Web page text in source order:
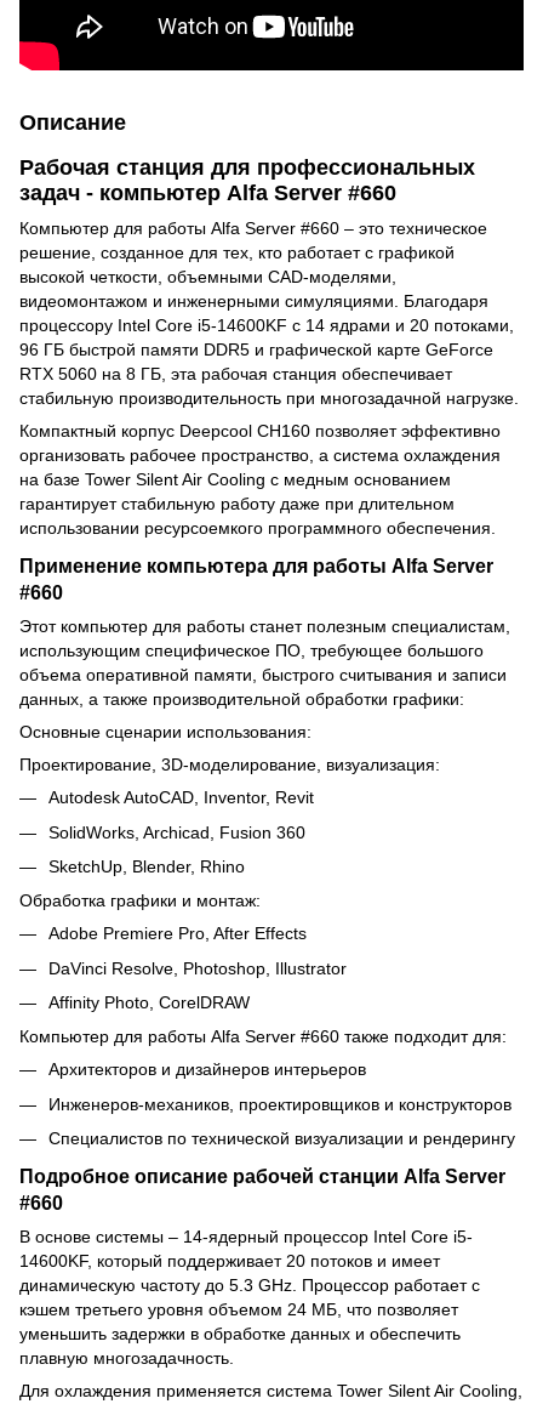
Описание
Рабочая станция для профессиональных
задач - компьютер Alfa Server #660
Компьютер для работы Alfa Server #660 – это техническое
решение, созданное для тех, кто работает с графикой
высокой четкости, объемными CAD-моделями,
видеомонтажом и инженерными симуляциями. Благодаря
процессору Intel Core i5-14600KF с 14 ядрами и 20 потоками,
96 ГБ быстрой памяти DDR5 и графической карте GeForce
RTX 5060 на 8 ГБ, эта рабочая станция обеспечивает
стабильную производительность при многозадачной нагрузке.
Компактный корпус Deepcool CH160 позволяет эффективно
организовать рабочее пространство, а система охлаждения
на базе Tower Silent Air Cooling с медным основанием
гарантирует стабильную работу даже при длительном
использовании ресурсоемкого программного обеспечения.
Применение компьютера для работы Alfa Server
#660
Этот компьютер для работы станет полезным специалистам,
использующим специфическое ПО, требующее большого
объема оперативной памяти, быстрого считывания и записи
данных, а также производительной обработки графики:
Основные сценарии использования:
Проектирование, 3D-моделирование, визуализация:
Autodesk AutoCAD, Inventor, Revit
SolidWorks, Archicad, Fusion 360
SketchUp, Blender, Rhino
Обработка графики и монтаж:
Adobe Premiere Pro, After Effects
DaVinci Resolve, Photoshop, Illustrator
Affinity Photo, CorelDRAW
Компьютер для работы Alfa Server #660 также подходит для:
Архитекторов и дизайнеров интерьеров
Инженеров-механиков, проектировщиков и конструкторов
Специалистов по технической визуализации и рендерингу
Подробное описание рабочей станции Alfa Server
#660
В основе системы – 14-ядерный процессор Intel Core i5-
14600KF, который поддерживает 20 потоков и имеет
динамическую частоту до 5.3 GHz. Процессор работает с
кэшем третьего уровня объемом 24 МБ, что позволяет
уменьшить задержки в обработке данных и обеспечить
плавную многозадачность.
Для охлаждения применяется система Tower Silent Air Cooling,